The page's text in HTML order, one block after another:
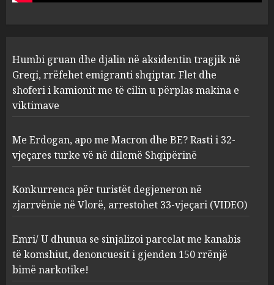
1
të cilin u përplas makina e
2
dhe BE? Rasti i 32-vjeçares
turke vë në dilemë Shqipërinë
AUGUST 7, 2026
3
Konkurrenca për turistët
degjeneron në zjarrvënie në
Vlorë, arrestohet 33-vjeçari
(VIDEO)
AUGUST 7, 2026
Emri/ U dhunua se sinjalizoi
parcelat me kanabis të
komshiut, denoncuesit i
gjenden 150 rrënjë bimë
Humbi gruan dhe djalin në aksidentin tragjik në
Greqi, rrëfehet emigranti shqiptar. Flet dhe
shoferi i kamionit me të cilin u përplas makina e
viktimave
Me Erdogan, apo me Macron dhe BE? Rasti i 32-
vjeçares turke vë në dilemë Shqipërinë
Konkurrenca për turistët degjeneron në
zjarrvënie në Vlorë, arrestohet 33-vjeçari (VIDEO)
Emri/ U dhunua se sinjalizoi parcelat me kanabis
të komshiut, denoncuesit i gjenden 150 rrënjë
bimë narkotike!